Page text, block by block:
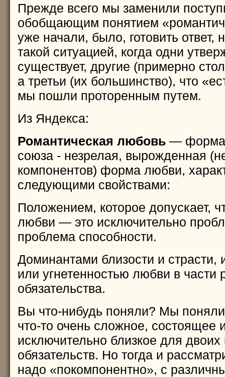
Прежде всего мы заменили
обобщающим понятием
уже начали, было, готовить ответ,
такой ситуацией, когда одни
существует, другие (примерно
а третьи (их большинство), что
мы пошли проторенным путем.
Из Яндекса:
Романтическая любовь— форма
союза - незрелая, вырожденная
компонентов) форма любви,
следующими свойствами:
Положением, которое допускает,
любви — это исключительно
проблема способности.
Доминантами близости и страсти,
или угнетенностью любви в части
обязательства.
Вы что-нибудь поняли? Мы поняли
что-то очень сложное, состоящее
исключительно близкое для
обязательств. Но тогда и
надо «покомпонентно», с